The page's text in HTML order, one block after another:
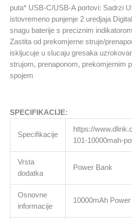
puta* USB-C/USB-A portovi: Sadrzi
istovremeno punjenje 2 uredjaja
snagu baterije s preciznim
Zastita od prekomjerne struje/
iskljucuje u slucaju gresaka
strujom, prenaponom, prekomjernim
spojem
SPECIFIKACIJE:
Specifikacije
https://
101-10000mah-
Vrsta
dodatka
Power Bank
Osnovne
informacije
10000mAh Power